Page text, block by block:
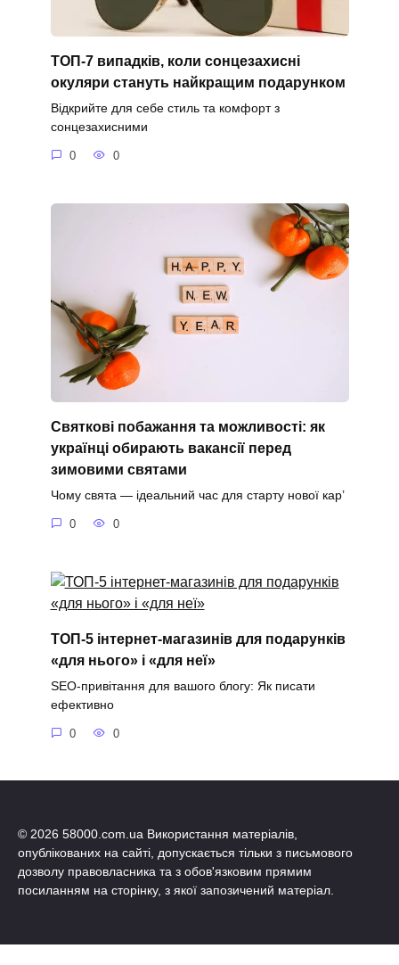
ТОП-7 випадків, коли сонцезахисні
окуляри стануть найкращим подарунком
Відкрийте для себе стиль та комфорт з
сонцезахисними
0 0
Святкові побажання та можливості: як
українці обирають вакансії перед
зимовими святами
Чому свята — ідеальний час для старту нової кар’
0 0
ТОП-5 інтернет-магазинів для подарунків
«для нього» і «для неї»
SEO-привітання для вашого блогу: Як писати
ефективно
0 0
© 2026 58000.com.ua Використання матеріалів,
опублікованих на сайті, допускається тільки з письмового
дозволу правовласника та з обов'язковим прямим
посиланням на сторінку, з якої запозичений матеріал.